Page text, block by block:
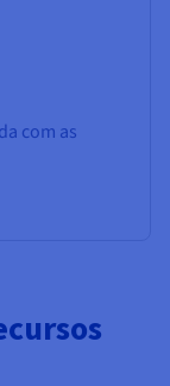
com as